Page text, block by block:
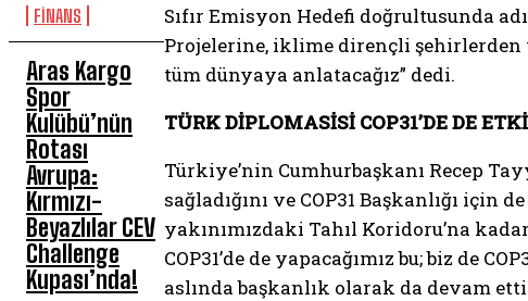
FİNANS
Aras Kargo
Spor
Kulübü’nün
Rotası
Avrupa:
Kırmızı-
Beyazlılar CEV
Challenge
Kupası’nda!
Sıfır Emisyon Hedefi doğrultusunda
Projelerine, iklime dirençli şehirlerden
tüm dünyaya anlatacağız” dedi.
TÜRK DİPLOMASİSİ COP31’DE DE
Türkiye’nin Cumhurbaşkanı Recep
sağladığını ve COP31 Başkanlığı
yakınımızdaki Tahıl Koridoru’na
COP31’de de yapacağımız bu; biz de
aslında başkanlık olarak da devam